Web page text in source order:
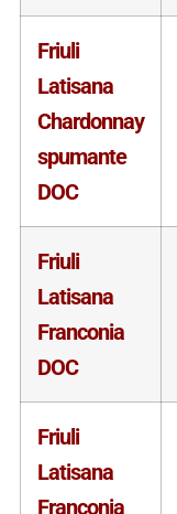
Friuli
Latisana
Chardonnay
spumante
DOC
Friuli
Latisana
Franconia
DOC
Friuli
Latisana
Franconia